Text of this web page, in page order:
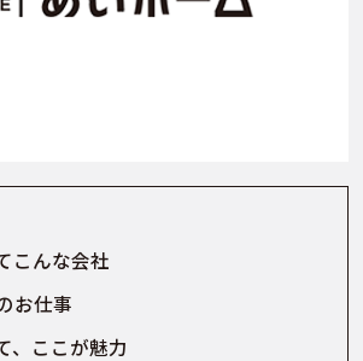
こんな会社
お仕事
、ここが魅力